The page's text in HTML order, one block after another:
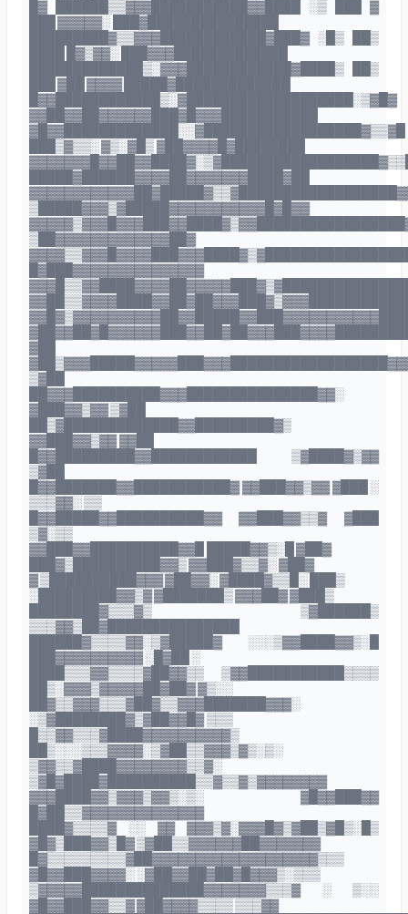
█▓ ██████▒▒▓▓▓███████████▓▓████ ░▒ ███ ▓
███ ▓▓▓▓▓░ ███▓███████████████
█████████▓▒▒▓▓▓████████████▓███▓ ░█▒ ██▒
████ █▓▒▓▓░ ███▓▓▓█████████████
█████████████▒░▓▓▓████████████▓████▒ ██▒
███ ▓██ ▓▓▓▓ █████▓█████████████
█▓▓████████████▒░▓███████████████████░▒▓█▓
▓▓██▓▓██▓▓▓▓▓▓███▓█▓▓▓███████████
▓█▓▓█████████████░░▓██████████████████▓▒▒▓█
███▒▓▒▒░ ▓▒░▓█▒ ▓██▓▓▓▓█▓████████
█████▓██████▓▓▓▓██▓▓▓▓▓▓▓████▓██
▒█████▓▓▓▒▓█████▓▓▓▓▓▓▓▓▓▓▓█▓█▓▓
▒██▓▓▓▓▓▓▓▓▓▓▓▓▓██▓
█▓███▓▓▓▓▓▓▓▓▓▓▓▓▓▓▓
▓██
▒▓██
██▓▓▓██████████▓▓▓███████████████▓▓░
▓███▓▓▒▓▓ ▒▓██
██▒▓█████████████▓▓█████████▓▒
▓▓███▓▓▒▓▓ ▓▓██
█▓▓█████████▓▓████████████ ▒▓████▓▒▓▓
▒▓██
█▓▓███████▓▓███████████▓ ▓▓███▓▓▒▓▓ ▓███ ░
▒▒▒▓▓░ ▒▒
█▓▓█████▓▓██████████▓▓ ▓▓███▓▓▒▒▓ ▓███
▒▓░▒▒
▓▓███▓▓██████████▓▓█ █████▓▓▒░█ ▓██▓
███▓▒██████████▓▓▒ ▓▓███▓▒▒▓░ ▓██▓
▓ ▒██████████▓▓▓ ▓██▓▓░ ▓████▓▒▒█░ ███▒
░█████████▓▓▒▓ ▓███████▒ ▓▓▓██▓ ▓███▒
████████▓▒▒▒▓▒ ▒▓██████▒
▒▒▒▓▓▒██▓███████████████
██████▓▒▒▒▒▓▓░▒▓█████▓ ░░░▒▓▓████▓▓▒░█
███▓▓▓▓▓▓▓▓▓▓ ░█▓██ ░
████▒▒▒▓▓▒▒▒▒▓██▓▓▒▒ ▒▓▓███████████▒▒▒▒
██▒░▓▓▓▒▓▓▓▓▓██▓██▓ ▓▒░░
██▓▒▒▓▓▓▒▒▒▓██▓▒▒▓▓▓███████▓▓▓░
░▒▓████████▓▒▓██▓▓█▓ ▒▒▒
█▒▒▓▓▒▒▒▓████▓▓▓▓▓▓▓▓▓▓▒
██▒░░░▒▒▒▓▓▓▓░▒▓██▒▒▓▓▓▒▓▒░▒░
▒▓▓▒▒▓████▓▓▓▓▓▓▓▓▒▒▓░
▒▓█▓████▓██████████▒▒▓▒▒▓▒▓▓▓▓▓▓▓▓
▓▓▓████▓▓▒▓▓▓▒▓▓▒░▒░ ▓█▓▓███▓▓
█▓██▒▒▓▓▓▓▓▓▓▓▓▓▓▓▓▓
████▓▒▒▒▒▓ ░░ ▓▓ ▓▓▓▒▓░▓▓▓█▓▒▓██▒▓█▒░█▒
▓█▓▒███▓▓▒█▓ ▒▓██▒▒▓▓▓▓▓▓██▓▓▓▓▓▓▓
█▓▒▒▒▒▒▒▒▒▒▓██▓▓▓▓▓▓▓▓▓▓▓▓▓▓▓▓▓▓▓▒▒▒
▓█▓▓███▓▓▓▓░ ░▓██▓▓██▓██▓█▓▓▓▒░▒▒▒
▒▓▓▓▓▓██████████████▓▓▓▓▓▓▓▒▒▒▓ ░ ▒░░
▓█▓▓███▓▓▒▒▓ ▓██▓▓▓▓▒▒▒▒ ▒▒▒▓▓